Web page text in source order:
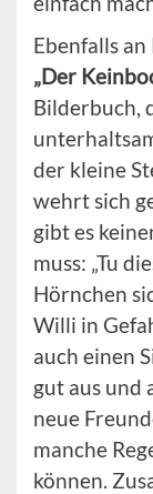
Ebenfalls
„Der
Bilderbuch,
der kleine
wehrt sich
gibt es
muss: „Tu
Hörnchen
Willi in
auch einen
gut aus und
neue
manche
können.